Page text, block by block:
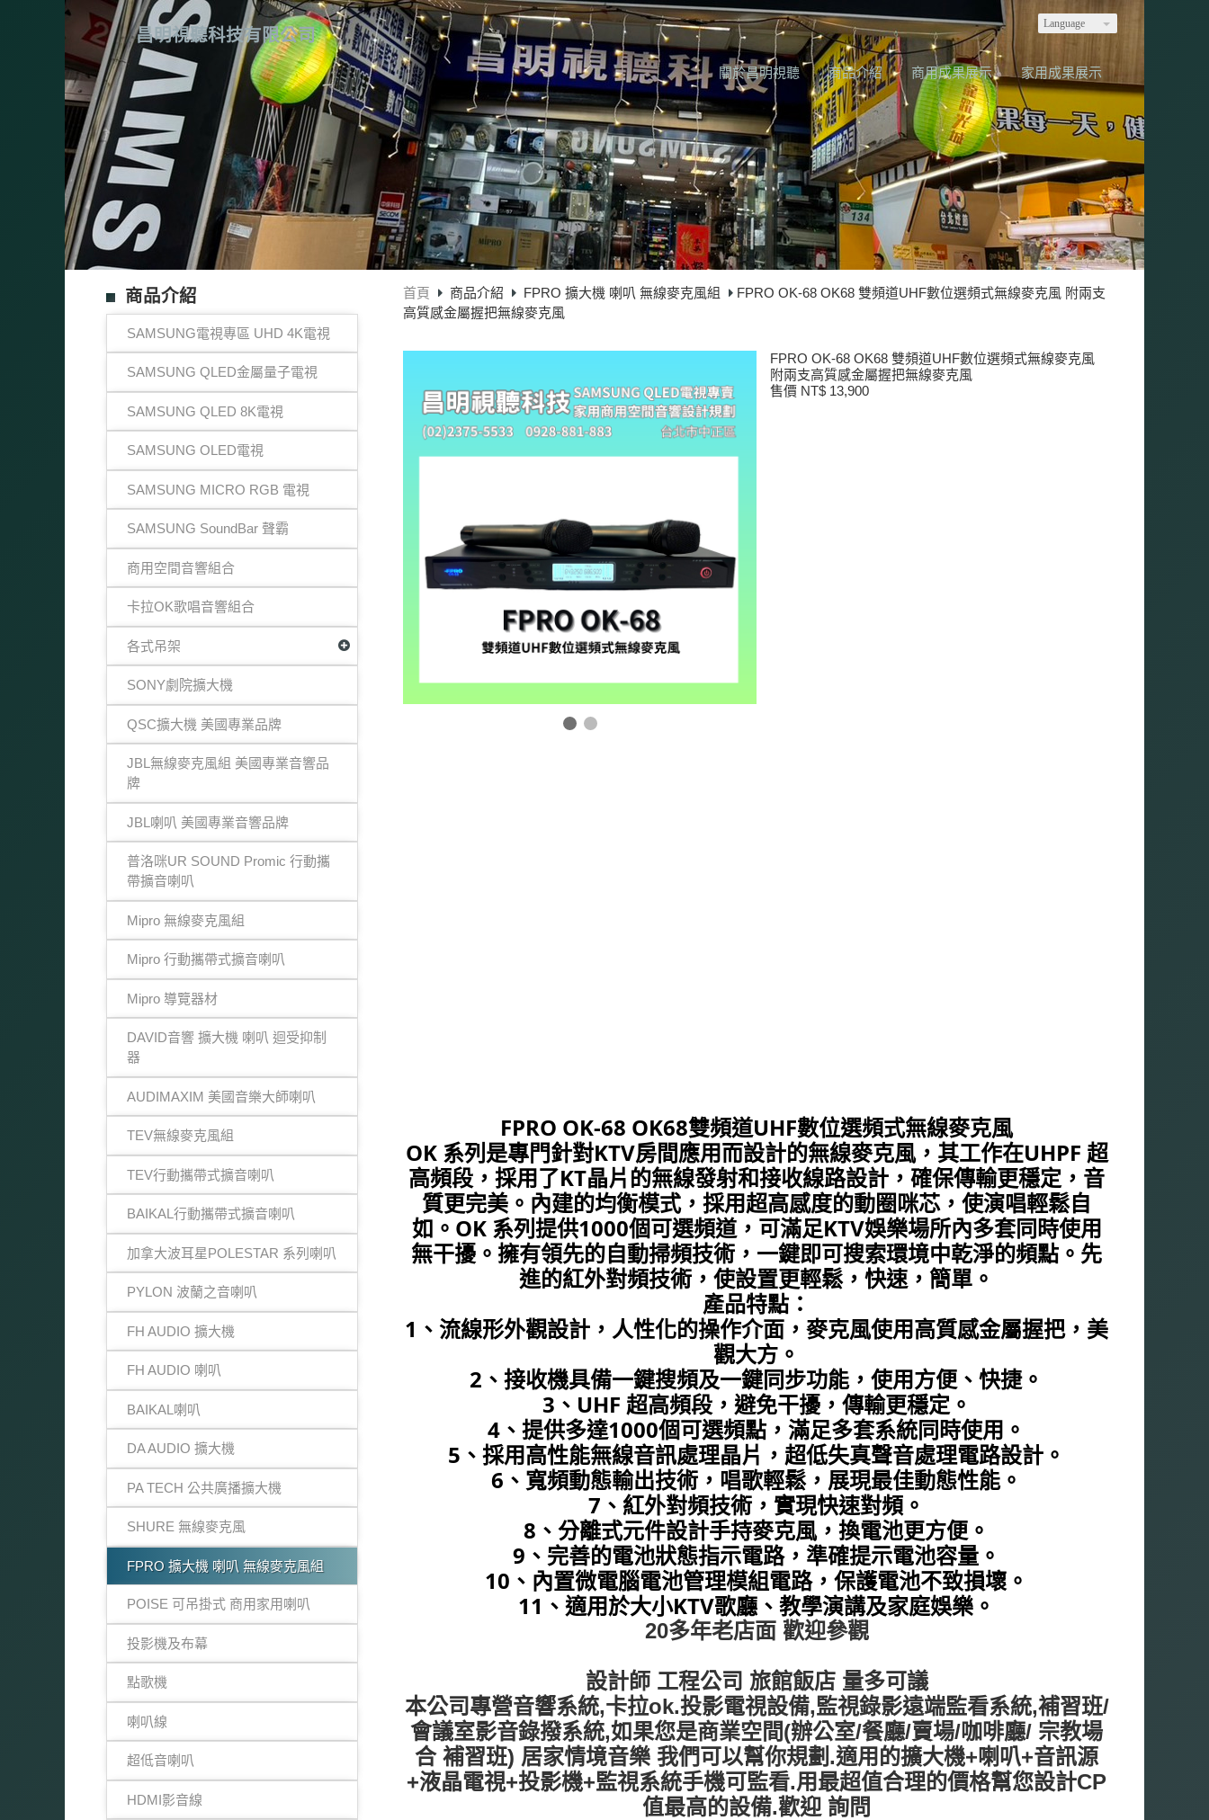
Language
昌明視聽科技有限公司
關於昌明視聽 商品介紹 商用成果展示 家用成果展示
商品介紹
SAMSUNG電視專區 UHD 4K電視
SAMSUNG QLED金屬量子電視
SAMSUNG QLED 8K電視
SAMSUNG OLED電視
SAMSUNG MICRO RGB 電視
SAMSUNG SoundBar 聲霸
商用空間音響組合
卡拉OK歌唱音響組合
各式吊架
SONY劇院擴大機
QSC擴大機 美國專業品牌
JBL無線麥克風組 美國專業音響品
牌
JBL喇叭 美國專業音響品牌
普洛咪UR SOUND Promic 行動攜
帶擴音喇叭
Mipro 無線麥克風組
Mipro 行動攜帶式擴音喇叭
Mipro 導覽器材
DAVID音響 擴大機 喇叭 迴受抑制
器
AUDIMAXIM 美國音樂大師喇叭
TEV無線麥克風組
TEV行動攜帶式擴音喇叭
BAIKAL行動攜帶式擴音喇叭
加拿大波耳星POLESTAR 系列喇叭
PYLON 波蘭之音喇叭
FH AUDIO 擴大機
FH AUDIO 喇叭
BAIKAL喇叭
DA AUDIO 擴大機
PA TECH 公共廣播擴大機
SHURE 無線麥克風
FPRO 擴大機 喇叭 無線麥克風組
POISE 可吊掛式 商用家用喇叭
投影機及布幕
點歌機
喇叭線
超低音喇叭
HDMI影音線
首頁 商品介紹 FPRO 擴大機 喇叭 無線麥克風組
FPRO OK-68 OK68 雙頻道UHF數位選頻式無線麥克風 附兩支
高質感金屬握把無線麥克風
FPRO OK-68 OK68 雙頻道UHF數位選頻式無線麥克風
附兩支高質感金屬握把無線麥克風
售價 NT$ 13,900
FPRO OK-68 OK68雙頻道UHF數位選頻式無線麥克風
OK 系列是專門針對KTV房間應用而設計的無線麥克風，其工作在UHPF 超
高頻段，採用了KT晶片的無線發射和接收線路設計，確保傳輸更穩定，音
質更完美。內建的均衡模式，採用超高感度的動圈咪芯，使演唱輕鬆自
如。OK 系列提供1000個可選頻道，可滿足KTV娛樂場所內多套同時使用
無干擾。擁有領先的自動掃頻技術，一鍵即可搜索環境中乾淨的頻點。先
進的紅外對頻技術，使設置更輕鬆，快速，簡單。
產品特點：
1、流線形外觀設計，人性化的操作介面，麥克風使用高質感金屬握把，美
觀大方。
2、接收機具備一鍵搜頻及一鍵同步功能，使用方便、快捷。
3、UHF 超高頻段，避免干擾，傳輸更穩定。
4、提供多達1000個可選頻點，滿足多套系統同時使用。
5、採用高性能無線音訊處理晶片，超低失真聲音處理電路設計。
6、寬頻動態輸出技術，唱歌輕鬆，展現最佳動態性能。
7、紅外對頻技術，實現快速對頻。
8、分離式元件設計手持麥克風，換電池更方便。
9、完善的電池狀態指示電路，準確提示電池容量。
10、內置微電腦電池管理模組電路，保護電池不致損壞。
11、適用於大小KTV歌廳、教學演講及家庭娛樂。
20多年老店面 歡迎參觀
設計師 工程公司 旅館飯店 量多可議
本公司專營音響系統,卡拉ok.投影電視設備,監視錄影遠端監看系統,補習班/
會議室影音錄撥系統,如果您是商業空間(辦公室/餐廳/賣場/咖啡廳/ 宗教場
合 補習班) 居家情境音樂 我們可以幫你規劃.適用的擴大機+喇叭+音訊源
+液晶電視+投影機+監視系統手機可監看.用最超值合理的價格幫您設計CP
值最高的設備.歡迎 詢問